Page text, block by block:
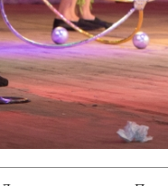
Дома детско
руководитель
Городской дворец
культуры